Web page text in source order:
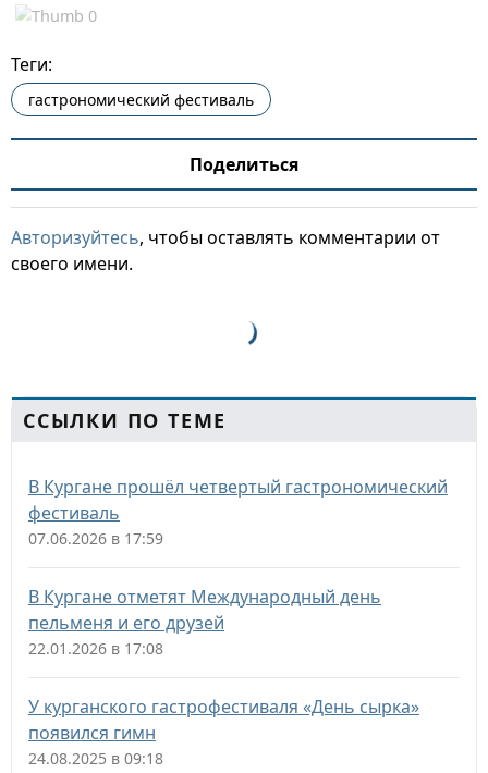
Теги:
гастрономический фестиваль
Поделиться
Авторизуйтесь, чтобы оставлять комментарии от
своего имени.
ССЫЛКИ ПО ТЕМЕ
В Кургане прошёл четвертый гастрономический
фестиваль
07.06.2026 в 17:59
В Кургане отметят Международный день
пельменя и его друзей
22.01.2026 в 17:08
У курганского гастрофестиваля «День сырка»
появился гимн
24.08.2025 в 09:18